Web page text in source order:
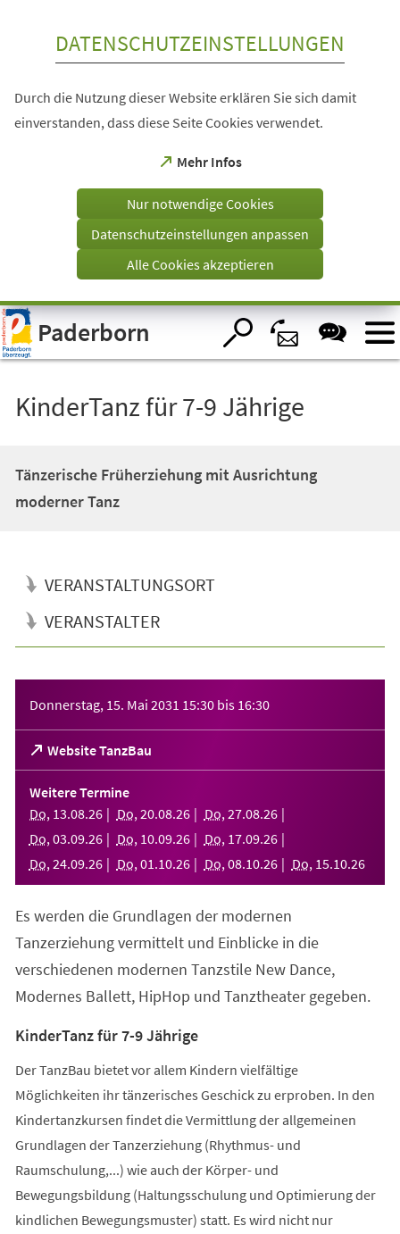
Visuelle
Assistenzsoftware
öffnen.
DATENSCHUTZEINSTELLUNGEN
Durch die Nutzung dieser Website erklären Sie sich damit
einverstanden, dass diese Seite Cookies verwendet.
Mehr Infos
(Öffnet
einem
Tab)
Nur notwendige Cookies
Datenschutzeinstellungen anpassen
Alle Cookies akzeptieren
Paderborn
KinderTanz für 7-9 Jährige
Tänzerische Früherziehung mit Ausrichtung
moderner Tanz
VERANSTALTUNGSORT
VERANSTALTER
Donnerstag, 15. Mai 2031 15:30 bis 16:30
Website TanzBau
(Öffnet
in
einem
neuen
Tab)
Weitere Termine
Do, 13.08.26 Do, 20.08.26 Do, 27.08.26
Do, 03.09.26 Do, 10.09.26 Do, 17.09.26
Do, 24.09.26 Do, 01 .10.26 Do, 08.10.26 Do, 15.10.26
Es werden die Grundlagen der modernen
Tanzerziehung vermittelt und Einblicke in die
verschiedenen modernen Tanzstile New Dance,
Modernes Ballett, HipHop und Tanztheater gegeben.
KinderTanz für 7-9 Jährige
Der TanzBau bietet vor allem Kindern vielfältige
Möglichkeiten ihr tänzerisches Geschick zu erproben. In den
Kindertanzkursen findet die Vermittlung der allgemeinen
Grundlagen der Tanzerziehung (Rhythmus- und
Raumschulung,...) wie auch der Körper- und
Bewegungsbildung (Haltungsschulung und Optimierung der
kindlichen Bewegungsmuster) statt. Es wird nicht nur